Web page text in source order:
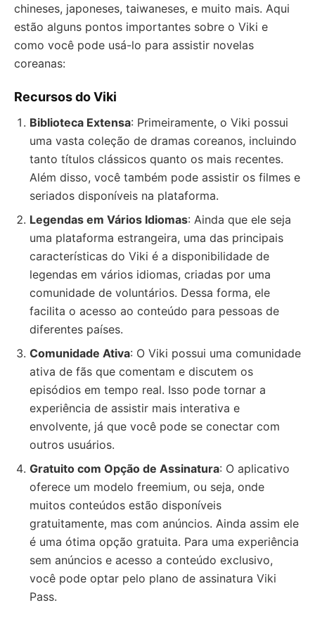
chineses, japoneses, taiwaneses, e muito mais. Aqui
estão alguns pontos importantes sobre o Viki e
como você pode usá-lo para assistir novelas
coreanas:
Recursos do Viki
Biblioteca Extensa: Primeiramente, o Viki possui
uma vasta coleção de dramas coreanos, incluindo
tanto títulos clássicos quanto os mais recentes.
Além disso, você também pode assistir os filmes e
seriados disponíveis na plataforma.
Legendas em Vários Idiomas: Ainda que ele seja
uma plataforma estrangeira, uma das principais
características do Viki é a disponibilidade de
legendas em vários idiomas, criadas por uma
comunidade de voluntários. Dessa forma, ele
facilita o acesso ao conteúdo para pessoas de
diferentes países.
Comunidade Ativa: O Viki possui uma comunidade
ativa de fãs que comentam e discutem os
episódios em tempo real. Isso pode tornar a
experiência de assistir mais interativa e
envolvente, já que você pode se conectar com
outros usuários.
Gratuito com Opção de Assinatura: O aplicativo
oferece um modelo freemium, ou seja, onde
muitos conteúdos estão disponíveis
gratuitamente, mas com anúncios. Ainda assim ele
é uma ótima opção gratuita. Para uma experiência
sem anúncios e acesso a conteúdo exclusivo,
você pode optar pelo plano de assinatura Viki
Pass.